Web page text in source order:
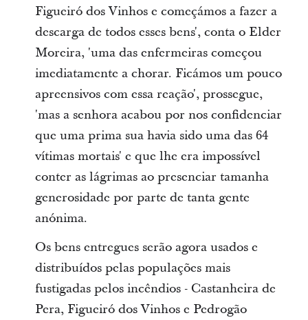
Figueiró dos Vinhos e começámos a fazer a
descarga de todos esses bens', conta o Elder
Moreira, 'uma das enfermeiras começou
imediatamente a chorar. Ficámos um pouco
apreensivos com essa reação', prossegue,
'mas a senhora acabou por nos confidenciar
que uma prima sua havia sido uma das 64
vítimas mortais' e que lhe era impossível
conter as lágrimas ao presenciar tamanha
generosidade por parte de tanta gente
anónima.
Os bens entregues serão agora usados e
distribuídos pelas populações mais
fustigadas pelos incêndios - Castanheira de
Pera, Figueiró dos Vinhos e Pedrogão